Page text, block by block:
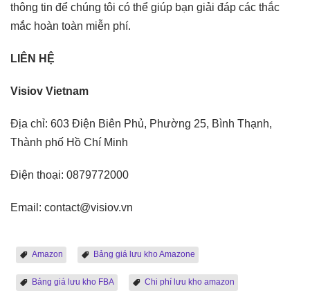
thông tin để chúng tôi có thể giúp bạn giải đáp các thắc
mắc hoàn toàn miễn phí.
LIÊN HỆ
Visiov Vietnam
Địa chỉ: 603 Điện Biên Phủ, Phường 25, Bình Thạnh,
Thành phố Hồ Chí Minh
Điện thoại: 0879772000
Email: contact@visiov.vn
Amazon Bảng giá lưu kho Amazone
Bảng giá lưu kho FBA Chi phí lưu kho amazon